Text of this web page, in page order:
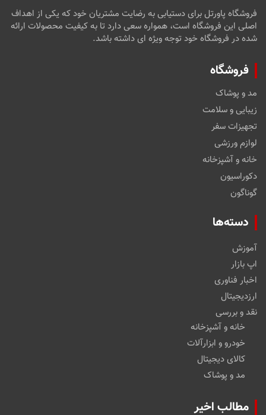
فروشگاه پاورتل برای دستیابی به رضایت مشتریان خود که یکی از اهداف
اصلی این فروشگاه است، همواره سعی دارد تا به کیفیت محصولات ارائه
شده در فروشگاه خود توجه ویژه ای داشته باشد.
فروشگاه
مد و پوشاک
زیبایی و سلامت
تجهیزات سفر
لوازم ورزشی
خانه و آشپزخانه
دکوراسیون
گوناگون
دسته‌ها
آموزش
اپ بازار
اخبار فناوری
ارزدیجیتال
نقد و بررسی
خانه و آشپزخانه
خودرو و ابزارآلات
کالای دیجیتال
مد و پوشاک
مطالب اخیر